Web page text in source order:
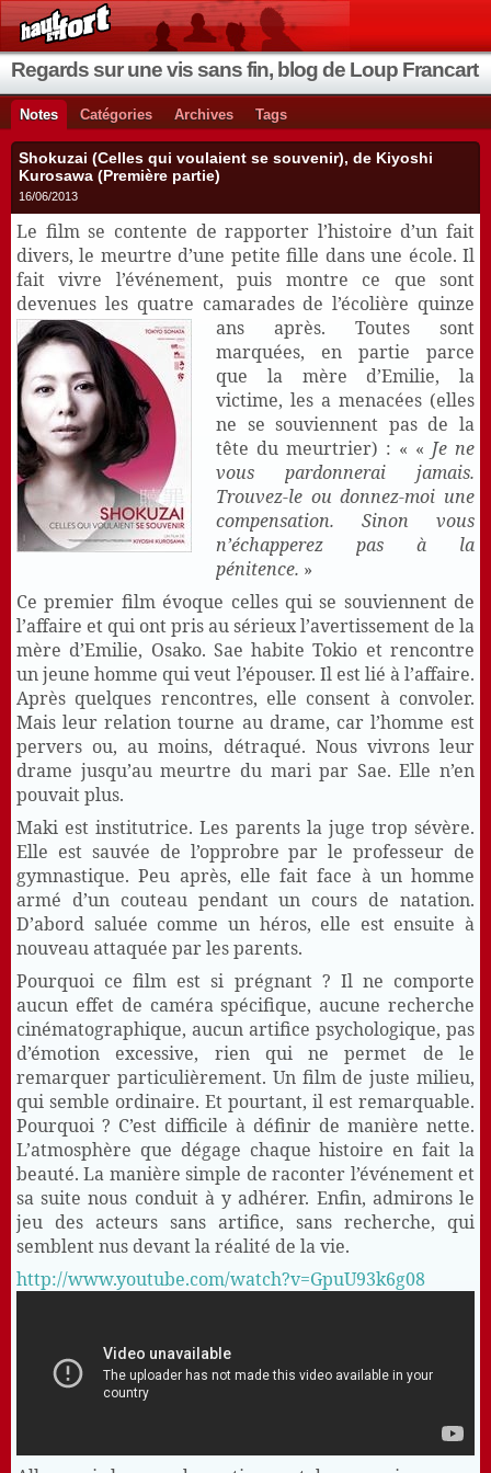
Regards sur une vis sans fin, blog de Loup Francart
Notes Catégories Archives Tags
Shokuzai (Celles qui voulaient se souvenir), de Kiyoshi
Kurosawa (Première partie)
16/06/2013
Le film se contente de rapporter l’histoire d’un fait
divers, le meurtre d’une petite fille dans une école. Il
fait vivre l’événement, puis montre ce que sont
devenues les quatre camarades de l’écolière quinze
ans après. Toutes sont
marquées, en partie parce
que la mère d’Emilie, la
victime, les a menacées (elles
ne se souviennent pas de la
tête du meurtrier) : « « Je ne
vous pardonnerai jamais.
Trouvez-le ou donnez-moi une
compensation. Sinon vous
n’échapperez pas à la
pénitence. »
Ce premier film évoque celles qui se souviennent de
l’affaire et qui ont pris au sérieux l’avertissement de la
mère d’Emilie, Osako. Sae habite Tokio et rencontre
un jeune homme qui veut l’épouser. Il est lié à l’affaire.
Après quelques rencontres, elle consent à convoler.
Mais leur relation tourne au drame, car l’homme est
pervers ou, au moins, détraqué. Nous vivrons leur
drame jusqu’au meurtre du mari par Sae. Elle n’en
pouvait plus.
Maki est institutrice. Les parents la juge trop sévère.
Elle est sauvée de l’opprobre par le professeur de
gymnastique. Peu après, elle fait face à un homme
armé d’un couteau pendant un cours de natation.
D’abord saluée comme un héros, elle est ensuite à
nouveau attaquée par les parents.
Pourquoi ce film est si prégnant ? Il ne comporte
aucun effet de caméra spécifique, aucune recherche
cinématographique, aucun artifice psychologique, pas
d’émotion excessive, rien qui ne permet de le
remarquer particulièrement. Un film de juste milieu,
qui semble ordinaire. Et pourtant, il est remarquable.
Pourquoi ? C’est difficile à définir de manière nette.
L’atmosphère que dégage chaque histoire en fait la
beauté. La manière simple de raconter l’événement et
sa suite nous conduit à y adhérer. Enfin, admirons le
jeu des acteurs sans artifice, sans recherche, qui
semblent nus devant la réalité de la vie.
http://www.youtube.com/watch?v=GpuU93k6g08